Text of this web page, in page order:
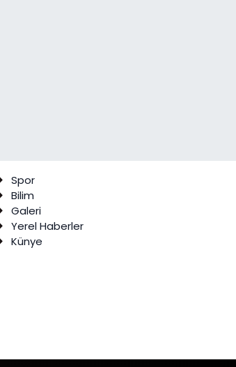
Spor
Bilim
Galeri
Yerel Haberler
Künye